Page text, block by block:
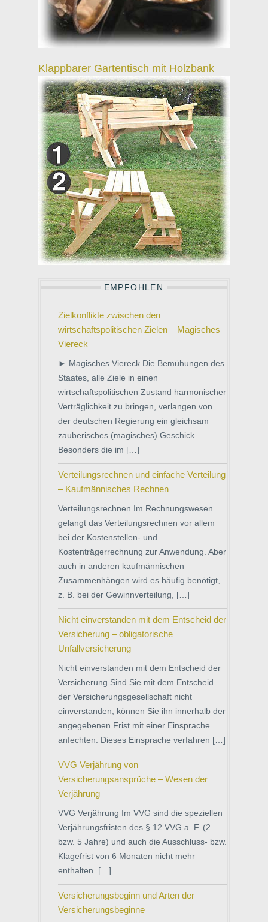
Klappbarer Gartentisch mit Holzbank
EMPFOHLEN
Zielkonflikte zwischen den
wirtschaftspolitischen Zielen – Magisches
Viereck
► Magisches Viereck Die Bemühungen des
Staates, alle Ziele in einen
wirtschaftspolitischen Zustand harmonischer
Verträglichkeit zu bringen, verlangen von
der deutschen Regierung ein gleichsam
zauberisches (magisches) Geschick.
Besonders die im […]
Verteilungsrechnen und einfache Verteilung
– Kaufmännisches Rechnen
Verteilungsrechnen Im Rechnungswesen
gelangt das Verteilungsrechnen vor allem
bei der Kostenstellen- und
Kostenträgerrechnung zur Anwendung. Aber
auch in anderen kaufmännischen
Zusammenhängen wird es häufig benötigt,
z. B. bei der Gewinnverteilung, […]
Nicht einverstanden mit dem Entscheid der
Versicherung – obligatorische
Unfallversicherung
Nicht einverstanden mit dem Entscheid der
Versicherung Sind Sie mit dem Entscheid
der Versicherungsgesellschaft nicht
einverstanden, können Sie ihn innerhalb der
angegebenen Frist mit einer Einsprache
anfechten. Dieses Einsprache verfahren […]
VVG Verjährung von
Versicherungsansprüche – Wesen der
Verjährung
VVG Verjährung Im VVG sind die speziellen
Verjährungsfristen des § 12 VVG a. F. (2
bzw. 5 Jahre) und auch die Ausschluss- bzw.
Klagefrist von 6 Monaten nicht mehr
enthalten. […]
Versicherungsbeginn und Arten der
Versicherungsbeginne